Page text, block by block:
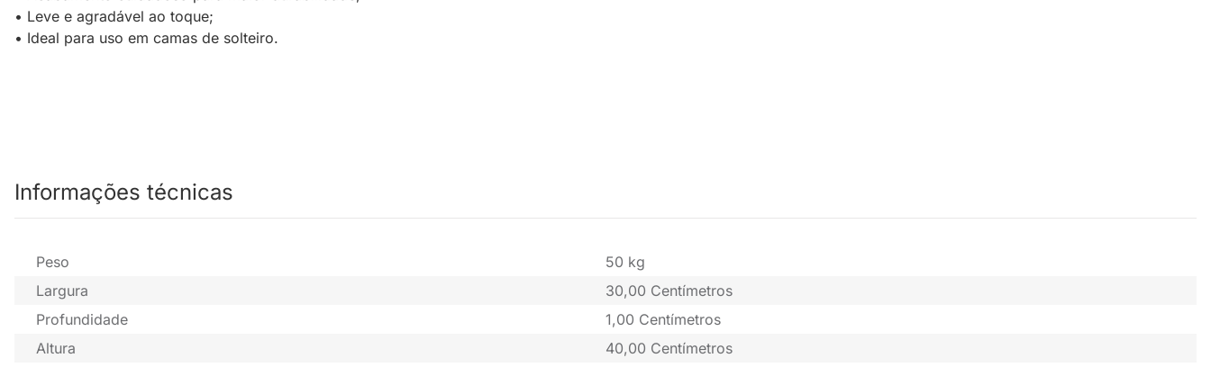
• Leve e agradável ao toque;
• Ideal para uso em camas de solteiro.
Informações técnicas
Peso
50 kg
Largura
30,00 Centímetros
Profundidade
1,00 Centímetros
Altura
40,00 Centímetros